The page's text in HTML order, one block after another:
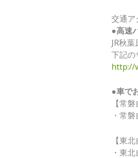
交通ア
●高速
JR秋葉
下記の
http://
●車で
【常
・常
【東
・東